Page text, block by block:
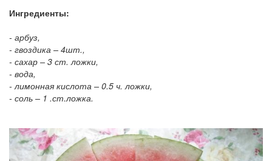
Ингредиенты:
- арбуз,
- гвоздика – 4шт.,
- сахар – 3 ст. ложки,
- вода,
- лимонная кислота – 0.5 ч. ложки,
- соль – 1 .ст.ложка.